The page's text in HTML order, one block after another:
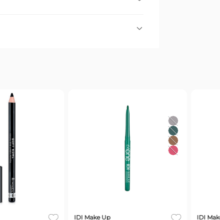
con el trazo que quieras hasta por 24
Maybelline
Delineador